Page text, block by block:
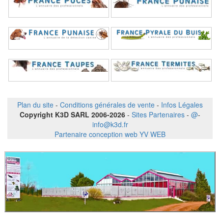
Plan du site - Conditions générales de vente - Infos Légales
Copyright K3D SARL 2006-2026 - Sites Partenaires - @-
info@k3d.fr
Partenaire conception web YV WEB